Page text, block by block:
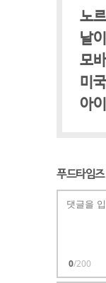
노
날
모
미
아
푸드타임
0/200